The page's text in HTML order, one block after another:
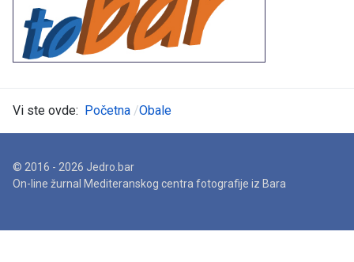
Vi ste ovde: Početna Obale
© 2016 - 2026 Jedro.bar
On-line žurnal Mediteranskog centra fotografije iz Bara